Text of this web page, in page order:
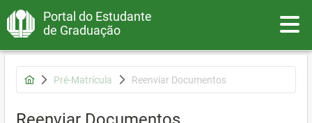
Portal do Estudante
de Graduação
Pré-Matrícula Reenviar Documentos